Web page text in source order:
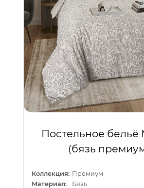
Постельное бельё
(бязь
Коллекция: Премиум
Материал:
Бязь